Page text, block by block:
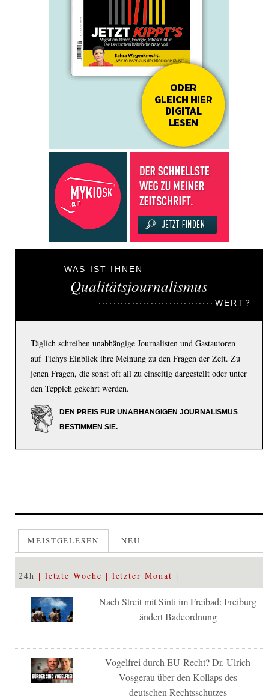
WAS IST IHNEN
Qualitätsjournalismus
WERT?
Täglich schreiben unabhängige Journalisten und Gastautoren
auf Tichys Einblick ihre Meinung zu den Fragen der Zeit. Zu
jenen Fragen, die sonst oft all zu einseitig dargestellt oder unter
den Teppich gekehrt werden.
DEN PREIS FÜR UNABHÄNGIGEN JOURNALISMUS
BESTIMMEN SIE.
MEISTGELESEN NEU
24h letzte Woche letzter Monat
Nach Streit mit Sinti im Freibad: Freiburg
ändert Badeordnung
Vogelfrei durch EU-Recht? Dr. Ulrich
Vosgerau über den Kollaps des
deutschen Rechtsschutzes